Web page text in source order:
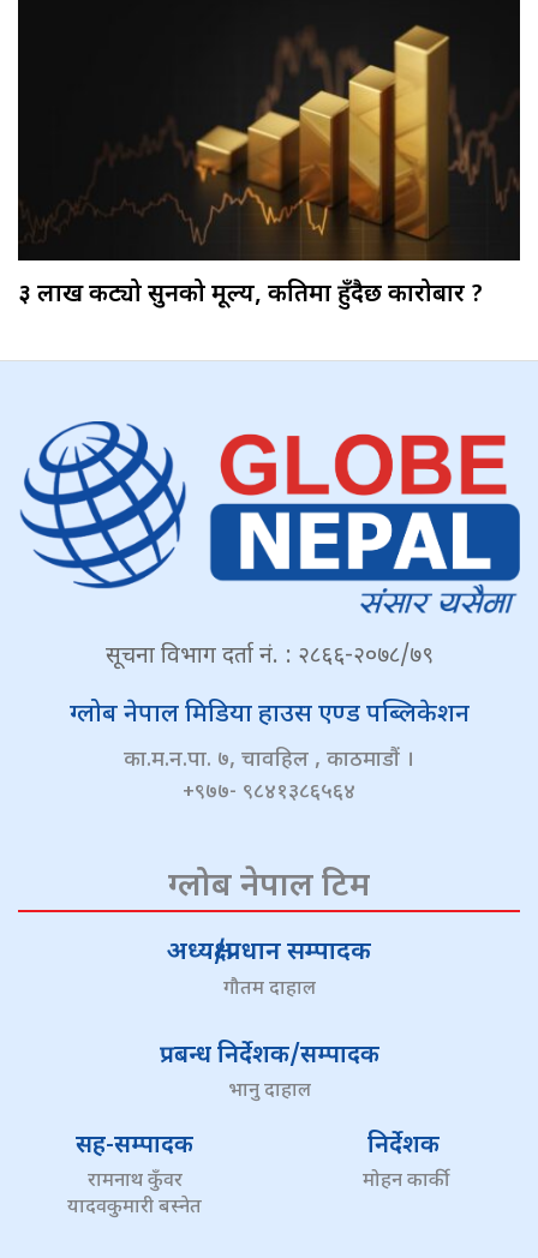
३ लाख कट्यो सुनको मूल्य, कतिमा हुँदैछ कारोबार ?
सूचना विभाग दर्ता नं. : २८६६-२०७८/७९
ग्लोब नेपाल मिडिया हाउस एण्ड पब्लिकेशन
का.म.न.पा. ७, चावहिल , काठमाडौं ।
+९७७- ९८४१३८६५६४
ग्लोब नेपाल टिम
अध्यक्ष/प्रधान सम्पादक
गौतम दाहाल
प्रबन्ध निर्देशक/सम्पादक
भानु दाहाल
सह-सम्पादक
रामनाथ कुँवर
यादवकुमारी बस्नेत
निर्देशक
मोहन कार्की